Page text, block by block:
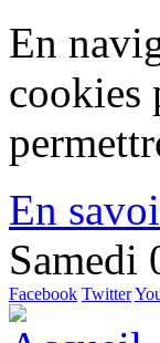
En
cookies
En
Samedi
Facebook Twitter